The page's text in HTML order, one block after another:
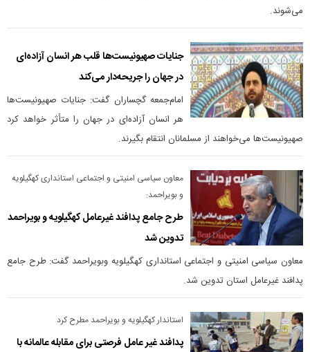
می‌شوند.
جنایات صهیونیست‌ها قلب هر انسان آزاده‌ای
در جهان را جریحه‌دار می‌کند
امام‌جمعه گچساران گفت: جنایات صهیونیست‌ها
هر انسان آزاده‌ای در جهان را متأثر خواهد کرد
صهیونیست‌ها می‌خواهند از مسلمانان انتقام بگیرند.
معاون سیاسی امنیتی و اجتماعی استانداری کهگیلویه
و بویراحمد:
طرح جامع پدافند غیرعامل کهگیلویه و بویراحمد
تدوین شد
معاون سیاسی امنیتی و اجتماعی استانداری کهگیلویه وبویراحمد گفت: طرح جامع
پدافند غیرعامل استان تدوین شد.
استاندار کهگیلویه و بویراحمد مطرح کرد
پدافند غیر عامل فرصتی برای مقابله عالمانه با